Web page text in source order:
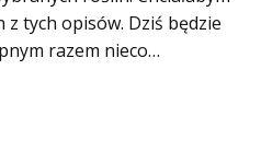
z tych opisów. Dziś będzie
razem nieco…